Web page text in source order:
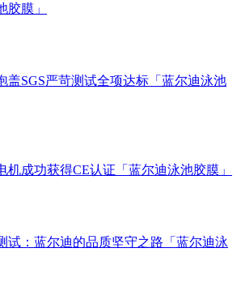
胶膜」
盖SGS严苛测试全项达标「蓝尔迪泳池
机成功获得CE认证「蓝尔迪泳池胶膜」
试：蓝尔迪的品质坚守之路「蓝尔迪泳